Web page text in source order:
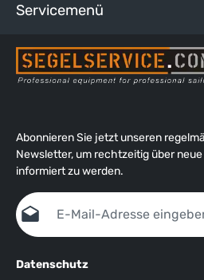
Servicemenü
Abonnieren Sie jetzt unseren
Newsletter, um rechtzeitig über
informiert zu werden.
E-Mail-Adresse*
Datenschutz